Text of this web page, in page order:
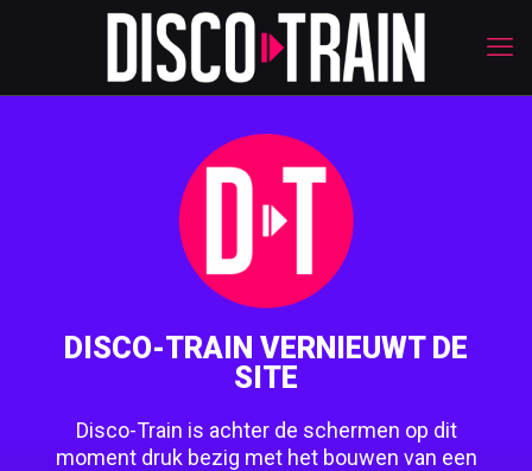
DISCO-TRAIN VERNIEUWT DE
SITE
Disco-Train is achter de schermen op dit
moment druk bezig met het bouwen van een